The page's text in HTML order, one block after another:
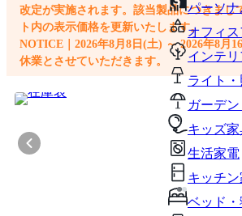
パーソ
オフィ
インテ
ライト・
ガーデ
キッズ家
生活家電
キッチン
ベッド
改定が実施されます。該当製品につきまし
ト内の表示価格を更新いたします。
NOTICE｜2026年8月8日(土) ～ 2026年8月
休業とさせていただきます。